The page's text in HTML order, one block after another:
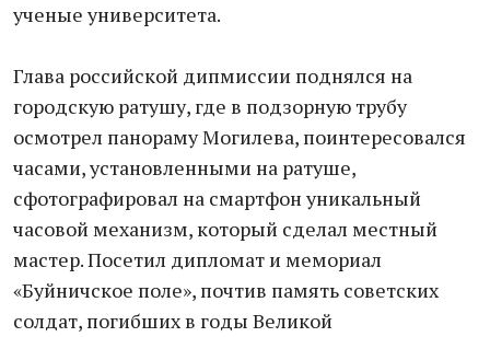
ученые университета.
Глава российской дипмиссии поднялся на
городскую ратушу, где в подзорную трубу
осмотрел панораму Могилева, поинтересовался
часами, установленными на ратуше,
сфотографировал на смартфон уникальный
часовой механизм, который сделал местный
мастер. Посетил дипломат и мемориал
«Буйничское поле», почтив память советских
солдат, погибших в годы Великой